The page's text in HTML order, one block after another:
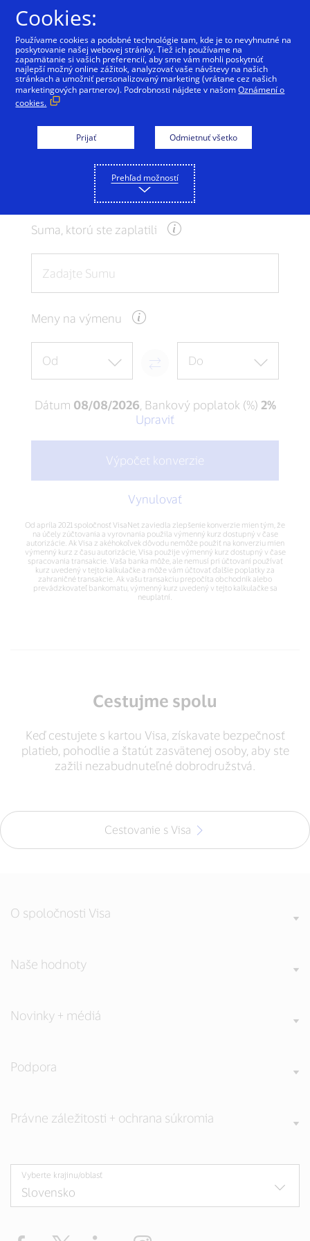
Kalkulačka pre výmenné
kurzy
Pomocou nižšie uvedenej menovej
kalkulačky získate údaj o výmennom
kurze, ktorý môžete dostať pri používaní
karty Visa pri medzinárodnom cestovaní.
Cestujme spolu
Keď cestujete s kartou Visa, získavate bezpečnosť
platieb, pohodlie a štatút zasvätenej osoby, aby ste
zažili nezabudnuteľné dobrodružstvá.
Cestovanie s Visa
O spoločnosti Visa
Naše hodnoty
Novinky + médiá
Podpora
Právne záležitosti + ochrana súkromia
Vyberte krajinu/oblasť
Cookies:
Používame cookies a podobné technológie tam, kde je to nevyhnutné na
poskytovanie našej webovej stránky. Tiež ich používame na
zapamätanie si vašich preferencií, aby sme vám mohli poskytnúť
najlepší možný online zážitok, analyzovať vaše návštevy na našich
stránkach a umožniť personalizovaný marketing (vrátane cez našich
marketingových partnerov). Podrobnosti nájdete v našomOznámení o
cookies.
Prijať Odmietnuť všetko
Prehľad možností